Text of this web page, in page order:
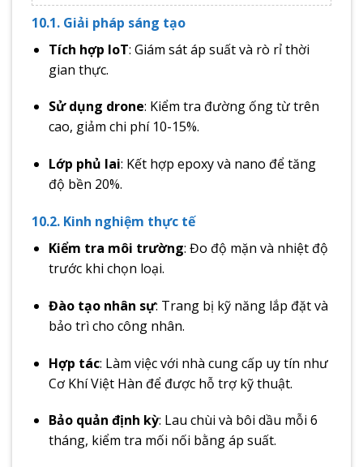
10.1. Giải pháp sáng tạo
Tích hợp IoT: Giám sát áp suất và rò rỉ thời
gian thực.
Sử dụng drone: Kiểm tra đường ống từ trên
cao, giảm chi phí 10-15%.
Lớp phủ lai: Kết hợp epoxy và nano để tăng
độ bền 20%.
10.2. Kinh nghiệm thực tế
Kiểm tra môi trường: Đo độ mặn và nhiệt độ
trước khi chọn loại.
Đào tạo nhân sự: Trang bị kỹ năng lắp đặt và
bảo trì cho công nhân.
Hợp tác: Làm việc với nhà cung cấp uy tín như
Cơ Khí Việt Hàn để được hỗ trợ kỹ thuật.
Bảo quản định kỳ: Lau chùi và bôi dầu mỗi 6
tháng, kiểm tra mối nối bằng áp suất.